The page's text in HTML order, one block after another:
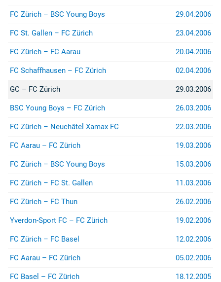
Rayonverboten) könnt ihr über
aufnehmen.
FC Zürich – BSC Young Boys 29.04.2006
FC St. Gallen – FC Zürich 23.04.2006
FC Zürich – FC Aarau 20.04.2006
FC Schaffhausen – FC Zürich 02.04.2006
GC – FC Zürich 29.03.2006
BSC Young Boys – FC Zürich 26.03.2006
FC Zürich – Neuchâtel Xamax FC 22.03.2006
FC Aarau – FC Zürich 19.03.2006
FC Zürich – BSC Young Boys 15.03.2006
FC Zürich – FC St. Gallen 11.03.2006
FC Zürich – FC Thun 26.02.2006
Yverdon-Sport FC – FC Zürich 19.02.2006
FC Zürich – FC Basel 12.02.2006
FC Aarau – FC Zürich 05.02.2006
FC Basel – FC Zürich 18.12.2005